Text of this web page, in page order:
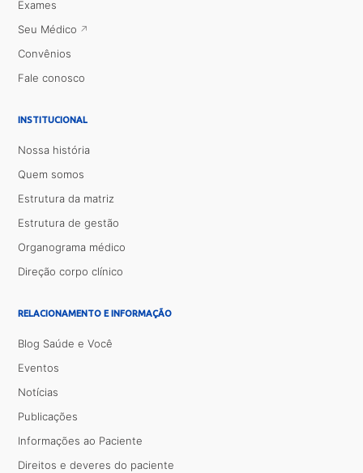
Exames
Seu Médico
Convênios
Fale conosco
INSTITUCIONAL
Nossa história
Quem somos
Estrutura da matriz
Estrutura de gestão
Organograma médico
Direção corpo clínico
RELACIONAMENTO E INFORMAÇÃO
Blog Saúde e Você
Eventos
Notícias
Publicações
Informações ao Paciente
Direitos e deveres do paciente